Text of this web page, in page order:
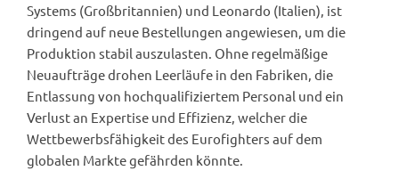
Systems (Großbritannien) und Leonardo (Italien), ist
dringend auf neue Bestellungen angewiesen, um die
Produktion stabil auszulasten. Ohne regelmäßige
Neuaufträge drohen Leerläufe in den Fabriken, die
Entlassung von hochqualifiziertem Personal und ein
Verlust an Expertise und Effizienz, welcher die
Wettbewerbsfähigkeit des Eurofighters auf dem
globalen Markte gefährden könnte.